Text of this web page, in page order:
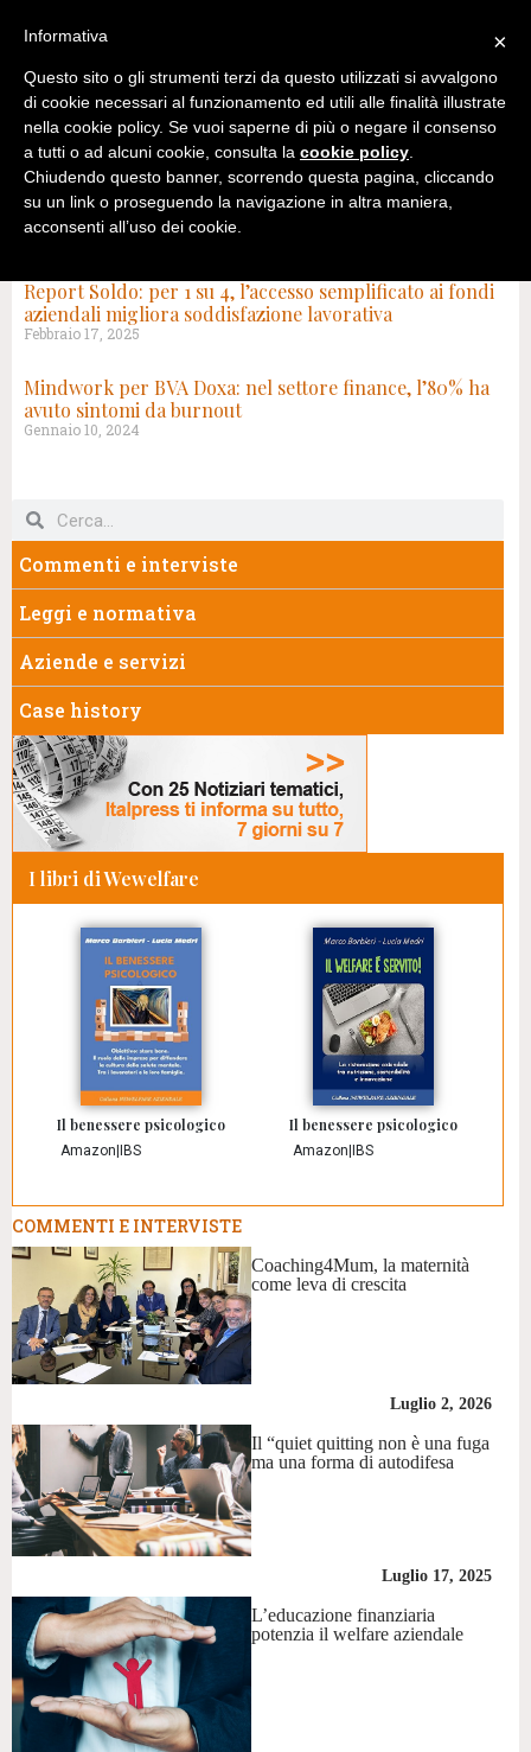
Report Soldo: per 1 su 4, l’accesso semplificato ai fondi
aziendali migliora soddisfazione lavorativa
Febbraio 17, 2025
Mindwork per BVA Doxa: nel settore finance, l’80% ha
avuto sintomi da burnout
Gennaio 10, 2024
Commenti e interviste
Leggi e normativa
Aziende e servizi
Case history
I libri di Wewelfare
Il benessere psicologico
Amazon IBS
Il benessere psicologico
Amazon IBS
COMMENTI E INTERVISTE
Coaching4Mum, la maternità
come leva di crescita
Luglio 2, 2026
Il “quiet quitting non è una fuga
ma una forma di autodifesa
Luglio 17, 2025
L’educazione finanziaria
potenzia il welfare aziendale
×
Informativa
Questo sito o gli strumenti terzi da questo utilizzati si avvalgono
di cookie necessari al funzionamento ed utili alle finalità illustrate
nella cookie policy. Se vuoi saperne di più o negare il consenso
a tutti o ad alcuni cookie, consulta la cookie policy.
Chiudendo questo banner, scorrendo questa pagina, cliccando
su un link o proseguendo la navigazione in altra maniera,
acconsenti all’uso dei cookie.